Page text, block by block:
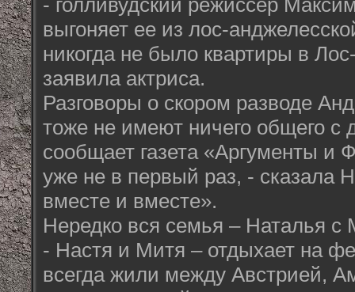
- голливудский режиссер
выгоняет ее из лос-
никогда не было квартиры в
заявила актриса.
Разговоры о скором разводе
тоже не имеют ничего общего с
сообщает газета «Аргументы и
уже не в первый раз, - сказала
вместе и вместе».
Нередко вся семья – Наталья
- Настя и Митя – отдыхает на
всегда жили между Австрией,